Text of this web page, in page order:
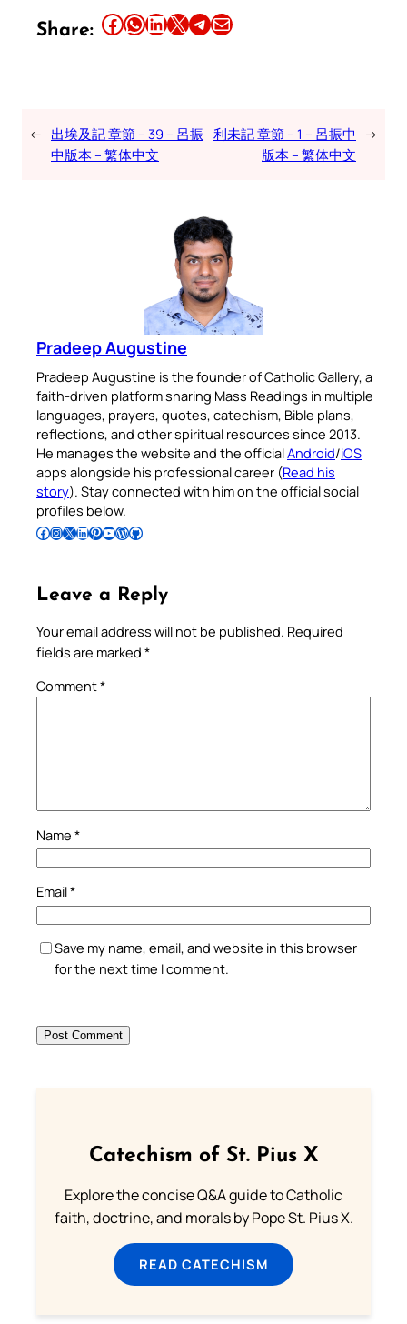
Share: Share this article on Facebook Share this article on WhatsApp Share this article on LinkedIn Share this article on X Share this article on TelegramEmail this Article
← 出埃及記 章節 – 39 – 呂振
中版本 – 繁体中文
利未記 章節 – 1 – 呂振中
版本 – 繁体中文
→
Pradeep Augustine
Pradeep Augustine is the founder of Catholic Gallery, a
faith-driven platform sharing Mass Readings in multiple
languages, prayers, quotes, catechism, Bible plans,
reflections, and other spiritual resources since 2013.
He manages the website and the officialAndroid/iOS
apps alongside his professional career (Read his
story). Stay connected with him on the official social
profiles below.
Follow Pradeep on Facebook Follow Pradeep on InstagramFollow Pradeep on X Follow Pradeep on LinkedIn Follow Pradeep on Pinterest Subscribe to Pradeep’s Youtube Channel Follow Pradeep on WordPress Follow Pradeep on GitHub
Leave a Reply
Your email address will not be published. Required
fields are marked *
Comment*
Name *
Email*
Save my name, email, and website in this browser
for the next time I comment.
Catechism of St. Pius X
Explore the concise Q&A guide to Catholic
faith, doctrine, and morals by Pope St. Pius X.
READ CATECHISM